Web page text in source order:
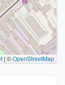
| ©OpenStreetMap